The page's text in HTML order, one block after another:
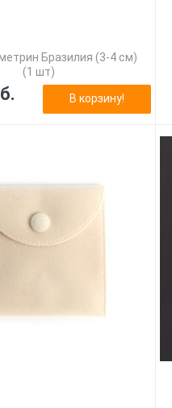
Бразилия (3-4 см)
(1 шт)
В корзину!